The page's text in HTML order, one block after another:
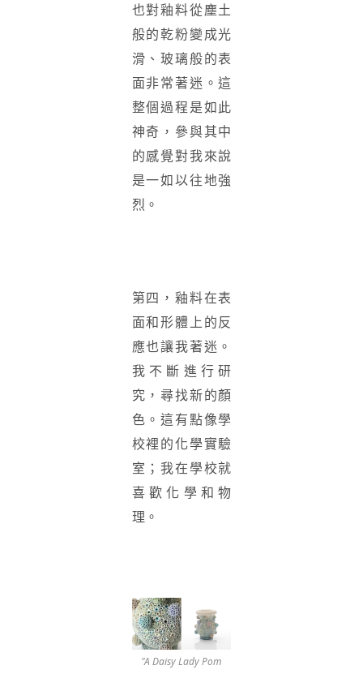
也對釉料從塵土
般的乾粉變成光
滑、玻璃般的表
面非常著迷。這
整個過程是如此
神奇，參與其中
的感覺對我來說
是一如以往地強
烈。
第四，釉料在表
面和形體上的反
應也讓我著迷。
我不斷進行研
究，尋找新的顏
色。這有點像學
校裡的化學實驗
室；我在學校就
喜歡化學和物
理。
"A Daisy Lady Pom